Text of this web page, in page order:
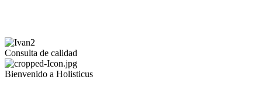
Consulta de calidad
Bienvenido a Holisticus